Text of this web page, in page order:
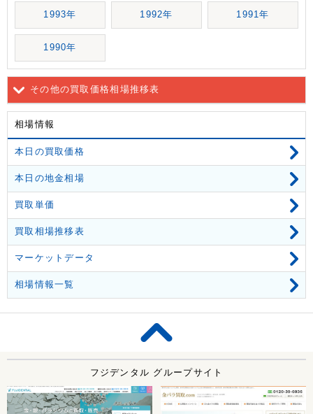
1993年 1992年 1991年
1990年
その他の買取価格相場推移表
相場情報
本日の買取価格
本日の地金相場
買取単価
買取相場推移表
マーケットデータ
相場情報一覧
フジデンタル グループサイト